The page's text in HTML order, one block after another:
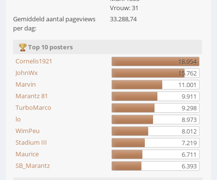
Vrouw: 31
Gemiddeld aantal pageviews
per dag:
33.288,74
Top 10 posters
Cornelis1921
18.954
JohnWx
15.762
Marvin
11.001
Marantz 81
9.911
TurboMarco
9.298
lo
8.973
WimPeu
8.012
Stadium III
7.219
Maurice
6.711
SB_Marantz
6.393